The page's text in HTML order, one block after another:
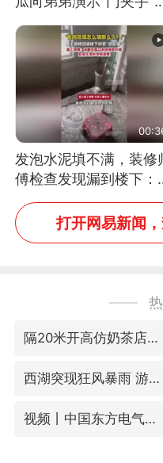
网友：果然言传不如身
教！
发泡水泥填不满，装修
傅检查发现漏到楼下：
风口未延伸到外墙
打开网易新闻
隔20米开高仿奶茶店被判赔35万元
西湖突现狂风暴雨 游客瞬间被浇透
视频丨中国东方电气集团原党组副书记、董事宋致远被查